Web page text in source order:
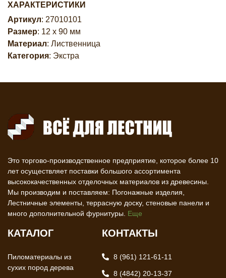
ХАРАКТЕРИСТИКИ
Артикул: 27010101
Размер: 12 х 90 мм
Материал: Лиственница
Категория: Экстра
Это торгово-производственное предприятие, которое более 10
лет осуществляет поставки большого ассортимента
высококачественных отделочных материалов из древесины.
Мы производим и поставляем: Погонажные изделия,
Лестничные элементы, террасную доску, стеновые панели и
много дополнительной фурнитуры. Еще
КАТАЛОГ
Пиломатериалы из
сухих пород дерева
КОНТАКТЫ
8 (961) 121-61-11
8 (4842) 20-13-37